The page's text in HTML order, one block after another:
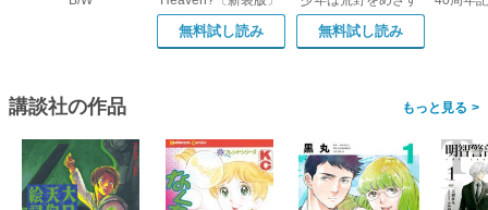
無料試し読み 無料試し読み
講談社の作品 >